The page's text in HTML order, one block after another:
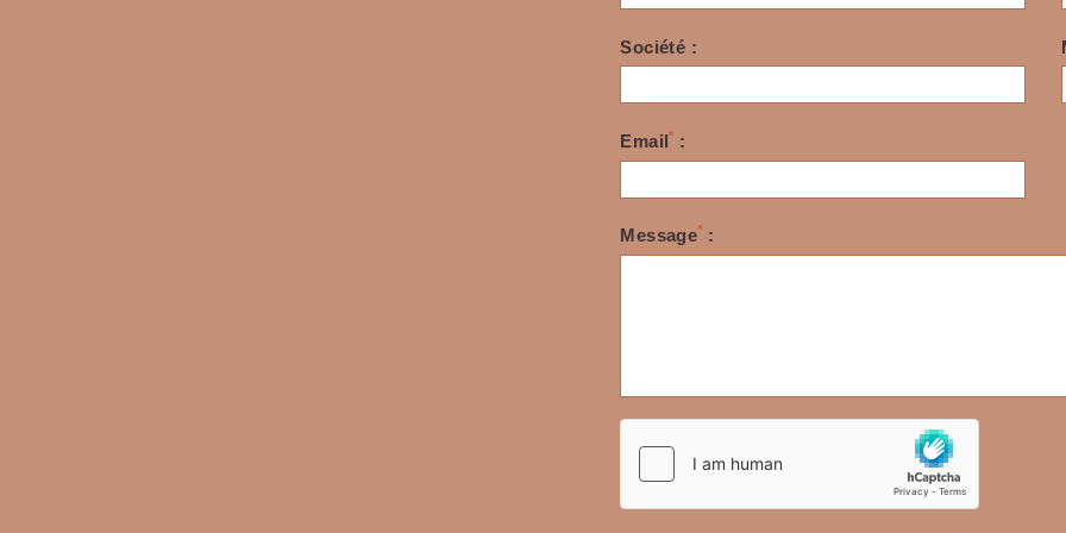
Société :
Email* :
Message* :